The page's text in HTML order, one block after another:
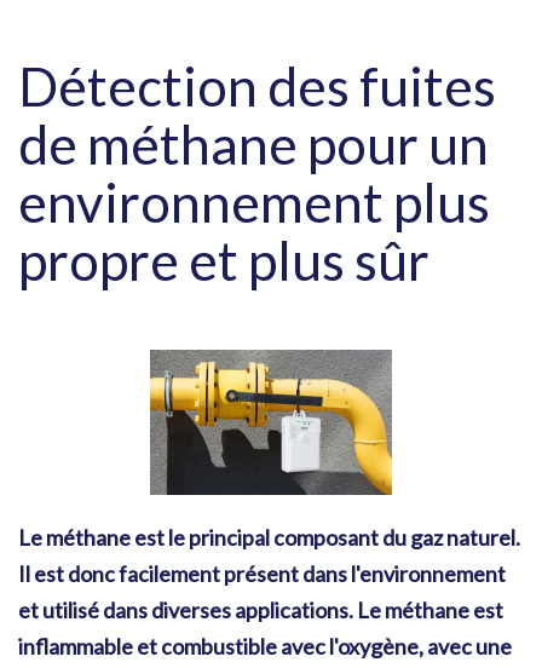
Détection des fuites
de méthane pour un
environnement plus
propre et plus sûr
Le méthane est le principal composant du gaz naturel.
Il est donc facilement présent dans l'environnement
et utilisé dans diverses applications. Le méthane est
inflammable et combustible avec l'oxygène, avec une